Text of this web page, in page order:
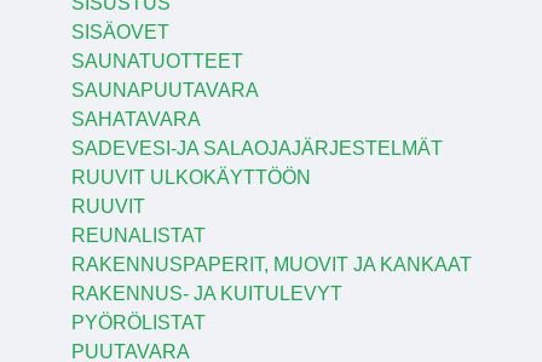
SISÄOVET
SAUNATUOTTEET
SAUNAPUUTAVARA
SAHATAVARA
SADEVESI-JA SALAOJAJÄRJESTELMÄT
RUUVIT ULKOKÄYTTÖÖN
RUUVIT
REUNALISTAT
RAKENNUSPAPERIT, MUOVIT JA KANKAAT
RAKENNUS- JA KUITULEVYT
PYÖRÖLISTAT
PUUTAVARA